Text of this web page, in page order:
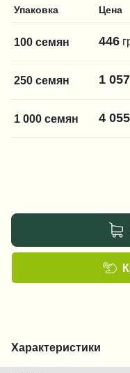
Упаковка Цена
100 семян 446
250 семян 1 057
1 000 семян 4 055
Характеристики